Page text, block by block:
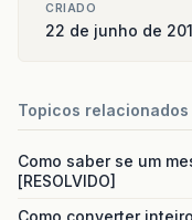
CRIADO
22 de junho de
Topicos relacionados
Como saber se um
[RESOLVIDO]